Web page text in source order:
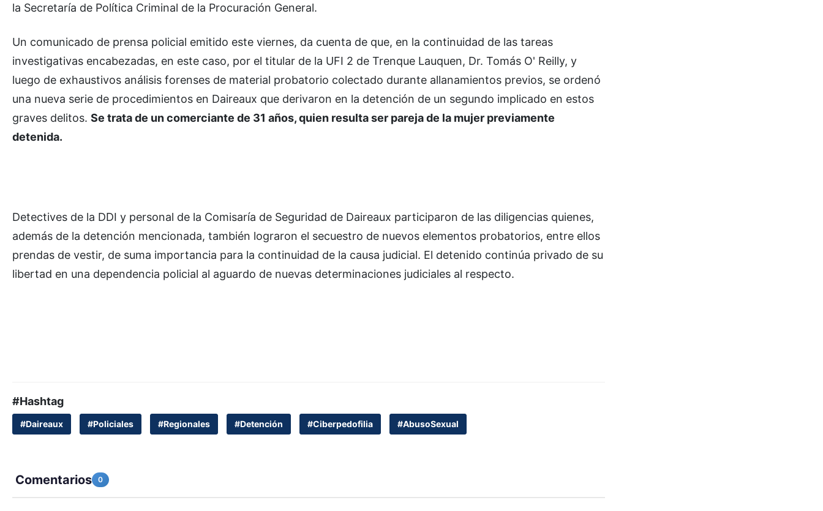
la Secretaría de Política Criminal de la Procuración General.
Un comunicado de prensa policial emitido este viernes, da cuenta de que, en la continuidad de las tareas
investigativas encabezadas, en este caso, por el titular de la UFI 2 de Trenque Lauquen, Dr. Tomás O' Reilly, y
luego de exhaustivos análisis forenses de material probatorio colectado durante allanamientos previos, se ordenó
una nueva serie de procedimientos en Daireaux que derivaron en la detención de un segundo implicado en estos
graves delitos. Se trata de un comerciante de 31 años, quien resulta ser pareja de la mujer previamente
detenida.
Detectives de la DDI y personal de la Comisaría de Seguridad de Daireaux participaron de las diligencias quienes,
además de la detención mencionada, también lograron el secuestro de nuevos elementos probatorios, entre ellos
prendas de vestir, de suma importancia para la continuidad de la causa judicial. El detenido continúa privado de su
libertad en una dependencia policial al aguardo de nuevas determinaciones judiciales al respecto.
#Hashtag
#Daireaux #Policiales #Regionales #Detención #Ciberpedofilia #AbusoSexual
Comentarios 0